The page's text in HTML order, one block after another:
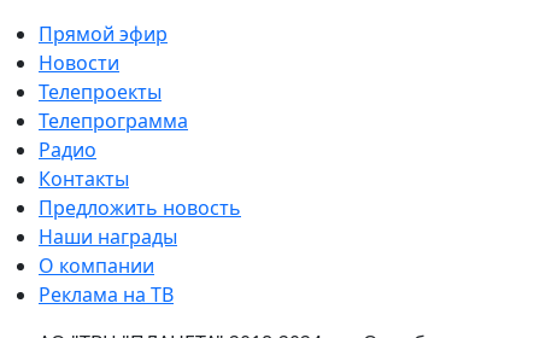
Прямой эфир
Новости
Телепроекты
Телепрограмма
Радио
Контакты
Предложить новость
Наши награды
О компании
Реклама на ТВ